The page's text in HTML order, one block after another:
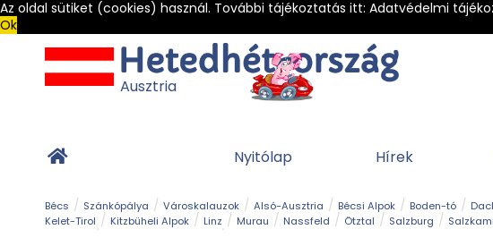
Az oldal sütiket (cookies) használ. További tájékoztatás itt: Adatvédelmi
Ok
Ausztria
Nyitólap Hírek
Bécs Szánkópálya Városkalauzok Alsó-Ausztria Bécsi Alpok Boden-tó
Kelet-Tirol
Kitzbüheli Alpok Linz Murau Nassfeld Ötztal Salzburg